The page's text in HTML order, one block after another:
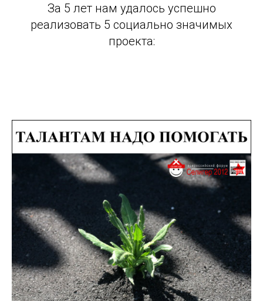
За 5 лет нам удалось успешно
реализовать 5 социально значимых
проекта: